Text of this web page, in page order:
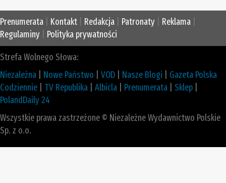
Prenumerata Kontakt Redakcja Patronaty Reklama
Regulaminy
Polityka prywatności
Strefa Wolnego Słowa:
Niezależna
Nowe Państwo VOD Nasze Blogi
Gazeta Polska
Codziennie
TV Republika Albicla Prenumerata Sklep
PolandDaily 24
Wszystkie prawa zastrzeżone © Niezależne Wydawnictwo Polskie
Sp. z o.o.